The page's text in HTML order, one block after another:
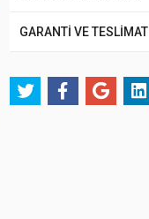
GARANTİ VE TESLİMAT